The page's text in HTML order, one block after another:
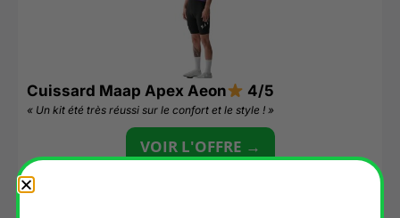
Cuissard Maap Apex Aeon 4/5
« Un kit été très réussi sur le confort et le style ! »
VOIR L'OFFRE →